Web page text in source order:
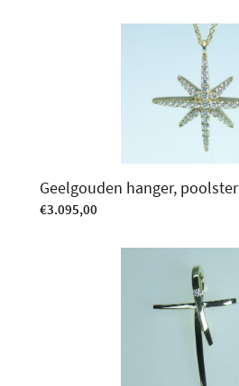
Geelgouden hanger, poolster
€3.095,00